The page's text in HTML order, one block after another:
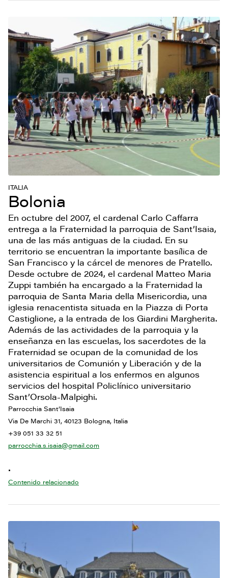
ITALIA
Bolonia
En octubre del 2007, el cardenal Carlo Caffarra
entrega a la Fraternidad la parroquia de Sant’Isaia,
una de las más antiguas de la ciudad. En su
territorio se encuentran la importante basílica de
San Francisco y la cárcel de menores de Pratello.
Desde octubre de 2024, el cardenal Matteo Maria
Zuppi también ha encargado a la Fraternidad la
parroquia de Santa Maria della Misericordia, una
iglesia renacentista situada en la Piazza di Porta
Castiglione, a la entrada de los Giardini Margherita.
Además de las actividades de la parroquia y la
enseñanza en las escuelas, los sacerdotes de la
Fraternidad se ocupan de la comunidad de los
universitarios de Comunión y Liberación y de la
asistencia espiritual a los enfermos en algunos
servicios del hospital Policlínico universitario
Sant’Orsola-Malpighi.
Parrocchia Sant’Isaia
Via De Marchi 31, 40123 Bologna, Italia
+39 051 33 32 51
parrocchia.s.isaia@gmail.com
•
Contenido relacionado